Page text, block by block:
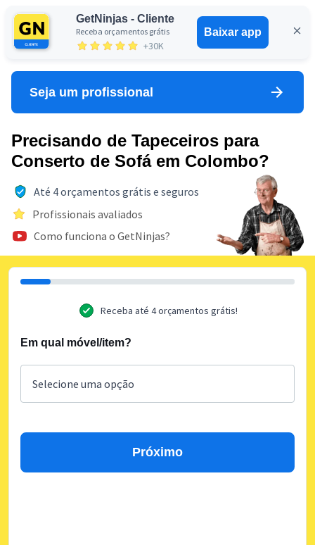
GetNinjas - Cliente
Receba orçamentos grátis
+30K
Baixar app
Entrar
Seja um profissional
Precisando de Tapeceiros para
Conserto de Sofá em Colombo?
Até 4 orçamentos grátis e seguros
Profissionais avaliados
Como funciona o GetNinjas?
Receba até 4 orçamentos grátis!
Em qual móvel/item?
Próximo